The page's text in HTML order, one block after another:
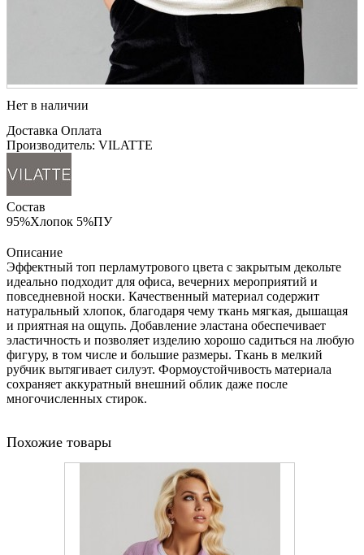
Нет в наличии
Доставка Оплата
Производитель: VILATTE
Состав
95%Хлопок 5%ПУ
Описание
Эффектный топ перламутрового цвета с закрытым декольте
идеально подходит для офиса, вечерних мероприятий и
повседневной носки. Качественный материал содержит
натуральный хлопок, благодаря чему ткань мягкая, дышащая
и приятная на ощупь. Добавление эластана обеспечивает
эластичность и позволяет изделию хорошо садиться на любую
фигуру, в том числе и большие размеры. Ткань в мелкий
рубчик вытягивает силуэт. Формоустойчивость материала
сохраняет аккуратный внешний облик даже после
многочисленных стирок.
Похожие товары